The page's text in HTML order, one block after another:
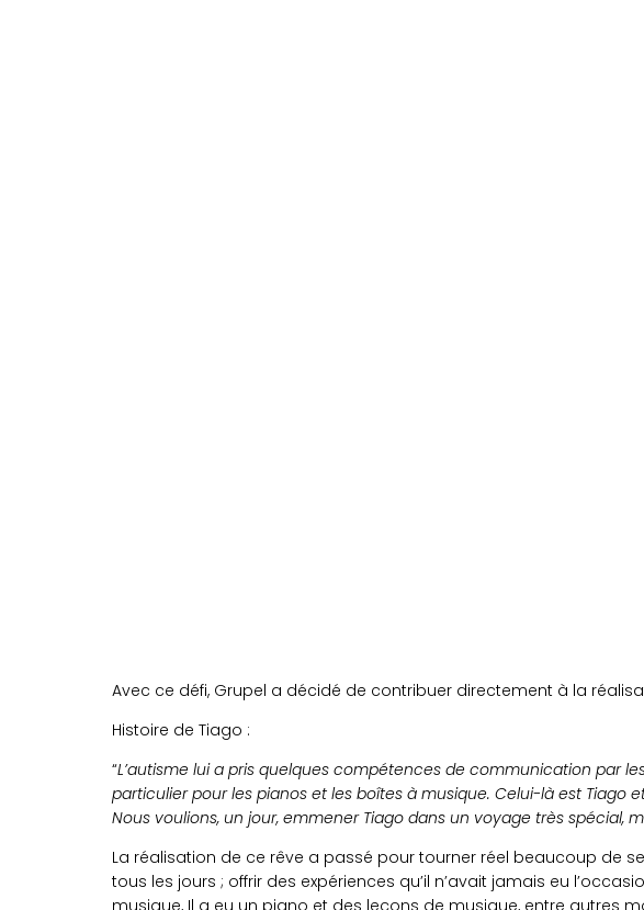
Avec ce défi, Grupel a décidé de contribuer directement à la
Histoire de Tiago :
“L’autisme lui a pris quelques compétences de communication par
particulier pour les pianos et les boîtes à musique. Celui-là est Tiago
Nous voulions, un jour, emmener Tiago dans un voyage très spécial,
La réalisation de ce rêve a passé pour tourner réel beaucoup de
tous les jours ; offrir des expériences qu’il n’avait jamais eu
musique, Il a eu un piano et des leçons de musique, entre autres